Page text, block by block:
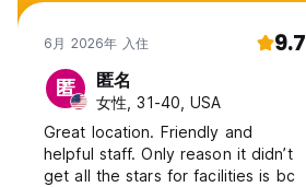
6月 2026年 入住 9.7
匿 匿名
女性, 31-40, USA
Great location. Friendly and
helpful staff. Only reason it didn’t
get all the stars for facilities is bc